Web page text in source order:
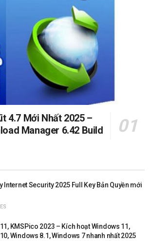
4.7 Mới Nhất 2025 –
Manager 6.42 Build
Internet Security 2025 Full Key Bản Quyền mới
KMSPico 2023 – Kích hoạt Windows 11,
Windows 8.1, Windows 7 nhanh nhất 2025